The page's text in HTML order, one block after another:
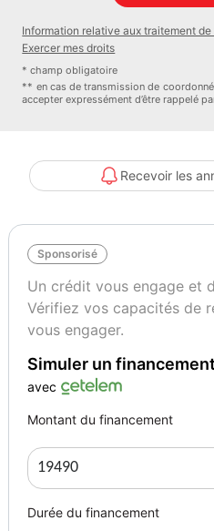
électriques,Radio CD MP3,Sellerie
Observations :
Révision faite
Stage 1 300ch
Dump Valves
Demi ligne MILLTEK
Véhicule décrit avec ses
Les équipements, les options et la
d erreurs de saisie.
Ils doivent être vérifiés par l
La garantie actuelle peut être
Nous pouvons reprendre votre
Couleur
noir
Information relative aux traitement
Exercer mes droits
* champ obligatoire
** en cas de transmission de
accepter expressément d’être rappelé
Recevoir les
Sponsorisé
Un crédit vous engage et
Vérifiez vos capacités de
vous engager.
Simuler un
avec
Montant du financement
Durée du financement